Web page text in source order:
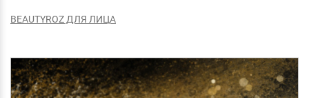
BEAUTYROZ ДЛЯ ЛИЦА